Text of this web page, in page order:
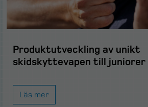
Produktutveckling av unikt
skidskyttevapen till juniorer
Läs mer